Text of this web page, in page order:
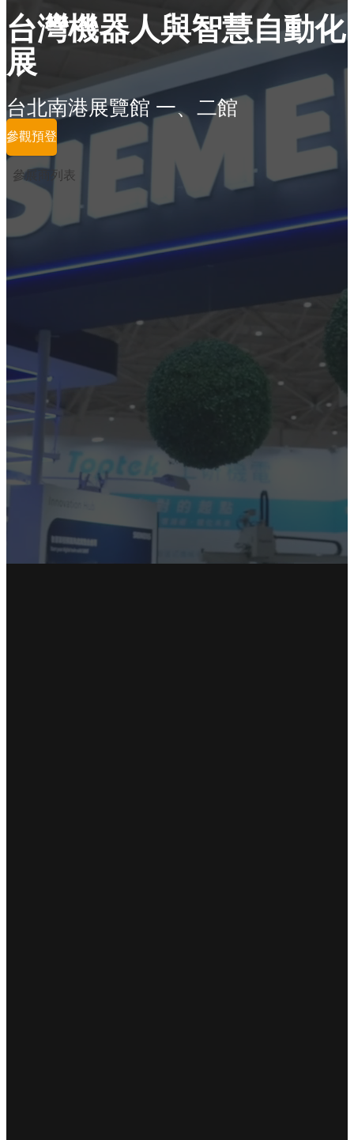
台灣機器人與智慧自動化
展
台北南港展覽館 一、二館
參觀預登
參展商列表